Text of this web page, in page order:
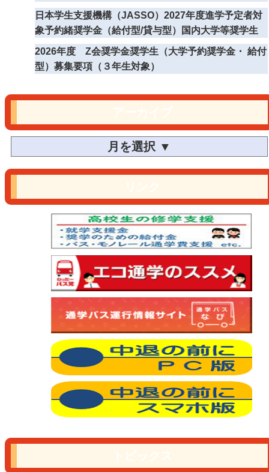
日本学生支援機構（JASSO）2027年度進学予定者対
象予約緒奨学金（給付型/貸与型）国内大学等奨学生
2026年度 Z会奨学金奨学生（大学予約奨学金・ 給付
型）募集要項（３年生対象）